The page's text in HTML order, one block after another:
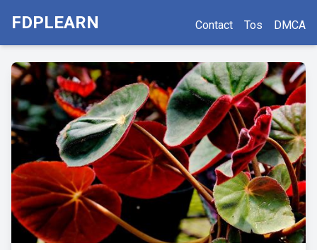
FDPLEARN Contact Tos DMCA